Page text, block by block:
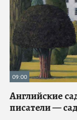
09:00
Английские
писатели —